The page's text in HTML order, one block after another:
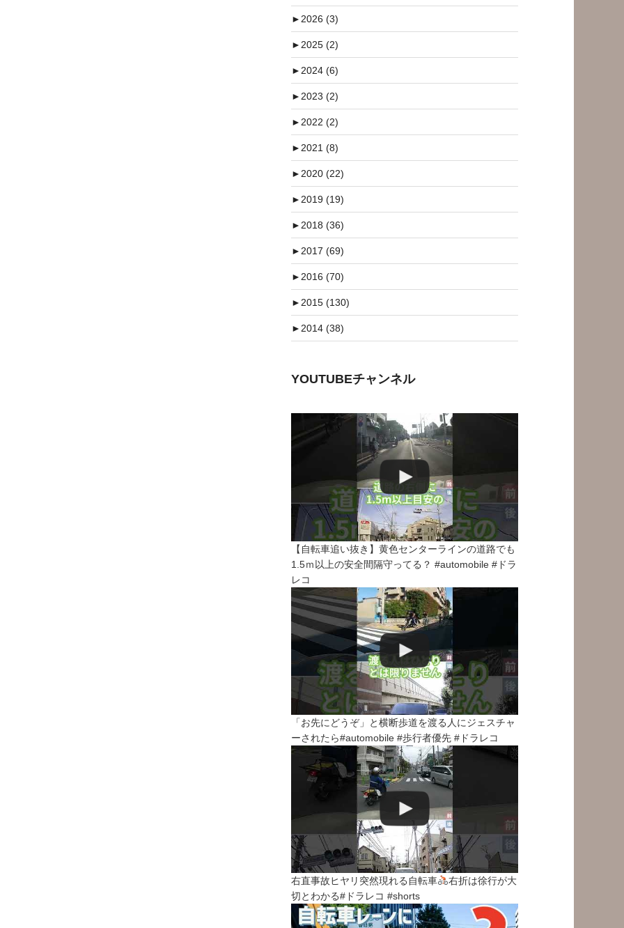
►2026 (3)
►2025 (2)
►2024 (6)
►2023 (2)
►2022 (2)
►2021 (8)
►2020 (22)
►2019 (19)
►2018 (36)
►2017 (69)
►2016 (70)
►2015 (130)
►2014 (38)
YOUTUBEチャンネル
【自転車追い抜き】黄色センターラインの道路でも
1.5ｍ以上の安全間隔守ってる？ #automobile #ドラ
レコ
「お先にどうぞ」と横断歩道を渡る人にジェスチャ
ーされたら#automobile #歩行者優先 #ドラレコ
右直事故ヒヤリ突然現れる自転車
右折は徐行が大
切とわかる#ドラレコ #shorts